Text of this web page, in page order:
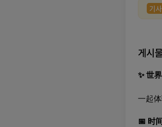
기
게시
✨ 世
一起
📅 时